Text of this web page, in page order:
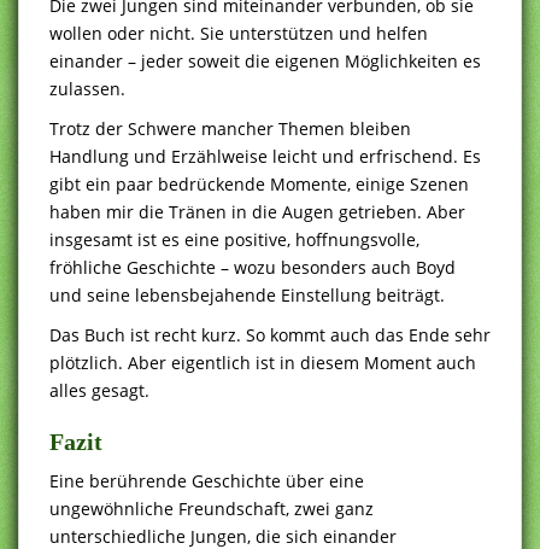
Die zwei Jungen sind miteinander verbunden, ob sie
wollen oder nicht. Sie unterstützen und helfen
einander – jeder soweit die eigenen Möglichkeiten es
zulassen.
Trotz der Schwere mancher Themen bleiben
Handlung und Erzählweise leicht und erfrischend. Es
gibt ein paar bedrückende Momente, einige Szenen
haben mir die Tränen in die Augen getrieben. Aber
insgesamt ist es eine positive, hoffnungsvolle,
fröhliche Geschichte – wozu besonders auch Boyd
und seine lebensbejahende Einstellung beiträgt.
Das Buch ist recht kurz. So kommt auch das Ende sehr
plötzlich. Aber eigentlich ist in diesem Moment auch
alles gesagt.
Fazit
Eine berührende Geschichte über eine
ungewöhnliche Freundschaft, zwei ganz
unterschiedliche Jungen, die sich einander